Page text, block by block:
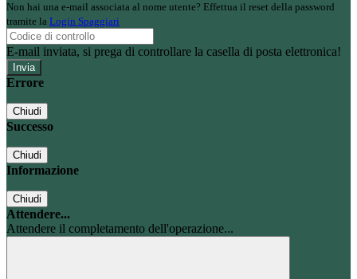
Non hai una e-mail associata al nome utente? Effettua il reset della password
tramite la Login Spaggiari
E-mail inviata, si prega di controllare la casella di posta elettronica!
Errore
Chiudi
Successo
Chiudi
Informazione
Chiudi
Attendere...
Attendere il completamento dell'operazione...